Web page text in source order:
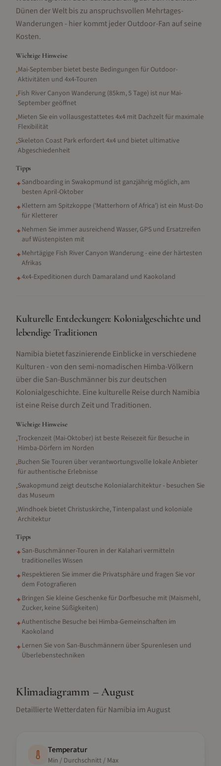
Dünen der Welt bis zu anspruchsvollen Mehrtages-
Wanderungen - hier kommt jeder Outdoor-Fan auf seine
Kosten.
Wichtige Hinweise
•Mai-September bietet beste Bedingungen für Outdoor-
Aktivitäten und 4x4-Touren
•Fish River Canyon Wanderung (85km, 5 Tage) ist nur Mai-
September geöffnet
•Mieten Sie ein vollausgestattetes 4x4 mit Dachzelt für maximale
Flexibilität
•Skeleton Coast Park erfordert 4x4 und bietet ultimative
Abgeschiedenheit
Tipps
✦Sandboarding in Swakopmund ist ganzjährig möglich, am
besten April-Oktober
✦Klettern am Spitzkoppe ('Matterhorn of Africa') ist ein Must-Do
für Kletterer
✦Nehmen Sie immer ausreichend Wasser, GPS und Ersatzreifen
auf Wüstenpisten mit
✦Mehrtägige Fish River Canyon Wanderung - eine der härtesten
Afrikas
✦4x4-Expeditionen durch Damaraland und Kaokoland
Kulturelle Entdeckungen: Kolonialgeschichte und
lebendige Traditionen
Namibia bietet faszinierende Einblicke in verschiedene
Kulturen - von den semi-nomadischen Himba-Völkern
über die San-Buschmänner bis zur deutschen
Kolonialgeschichte. Eine kulturelle Reise durch Namibia
ist eine Reise durch Zeit und Traditionen.
Wichtige Hinweise
•Trockenzeit (Mai-Oktober) ist beste Reisezeit für Besuche in
Himba-Dörfern im Norden
•Buchen Sie Touren über verantwortungsvolle lokale Anbieter
für authentische Erlebnisse
•Swakopmund zeigt deutsche Kolonialarchitektur - besuchen Sie
das Museum
•Windhoek bietet Christuskirche, Tintenpalast und koloniale
Architektur
Tipps
✦San-Buschmänner-Touren in der Kalahari vermitteln
traditionelles Wissen
✦Respektieren Sie immer die Privatsphäre und fragen Sie vor
dem Fotografieren
✦Bringen Sie kleine Geschenke für Dorfbesuche mit (Maismehl,
Zucker, keine Süßigkeiten)
✦Authentische Besuche bei Himba-Gemeinschaften im
Kaokoland
✦Lernen Sie von San-Buschmännern über Spurenlesen und
Überlebenstechniken
Klimadiagramm –August
Detaillierte Wetterdaten fürNamibia imAugust
Temperatur
Min / Durchschnitt / Max